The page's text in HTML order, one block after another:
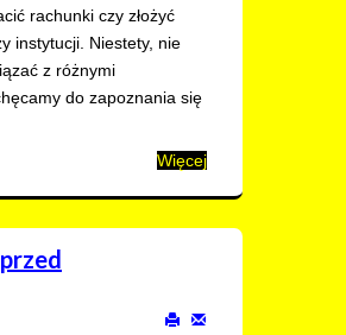
rachunki czy złożyć
instytucji. Niestety, nie
z różnymi
do zapoznania się
Więcej